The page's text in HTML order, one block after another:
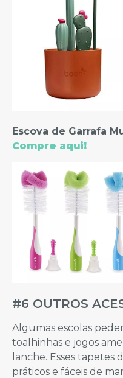
Escova de Garrafa
Compre aqui!
#6 OUTROS
Algumas escolas
toalhinhas e jogos
lanche. Esses tapetes
práticos e fáceis de